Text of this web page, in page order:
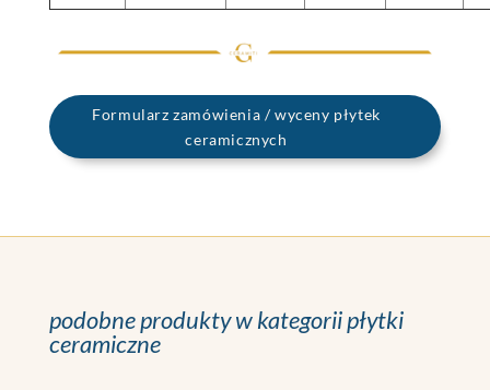
Formularz zamówienia / wyceny płytek
ceramicznych
podobne produkty w kategorii płytki
ceramiczne